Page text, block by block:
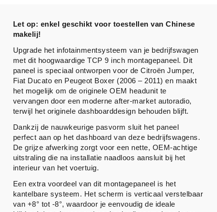
Let op: enkel geschikt voor toestellen van Chinese
makelij!
Upgrade het infotainmentsysteem van je bedrijfswagen
met dit hoogwaardige TCP 9 inch montagepaneel. Dit
paneel is speciaal ontworpen voor de Citroën Jumper,
Fiat Ducato en Peugeot Boxer (2006 – 2011) en maakt
het mogelijk om de originele OEM headunit te
vervangen door een moderne after-market autoradio,
terwijl het originele dashboarddesign behouden blijft.
Dankzij de nauwkeurige pasvorm sluit het paneel
perfect aan op het dashboard van deze bedrijfswagens.
De grijze afwerking zorgt voor een nette, OEM-achtige
uitstraling die na installatie naadloos aansluit bij het
interieur van het voertuig.
Een extra voordeel van dit montagepaneel is het
kantelbare systeem. Het scherm is verticaal verstelbaar
van +8° tot -8°, waardoor je eenvoudig de ideale